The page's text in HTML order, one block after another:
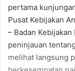
pertama
Pusat Kebijakan
– Badan
peninjauan
melihat langsung